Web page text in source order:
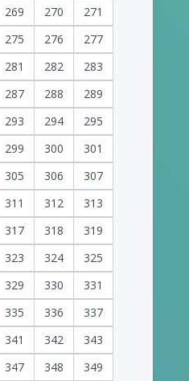
269 270
271
275 276
277
281 282
283
287 288
289
293 294
295
299 300
301
305 306
307
311 312
313
317 318
319
323 324
325
329 330
331
335 336
337
341 342
343
347 348
349